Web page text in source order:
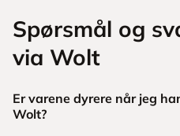
Spørsmål og
via Wolt
Er varene dyrere når jeg
Wolt?